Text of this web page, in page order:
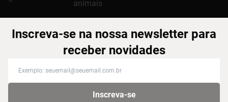
Inscreva-se na nossa newsletter para
receber novidades
Inscreva-se